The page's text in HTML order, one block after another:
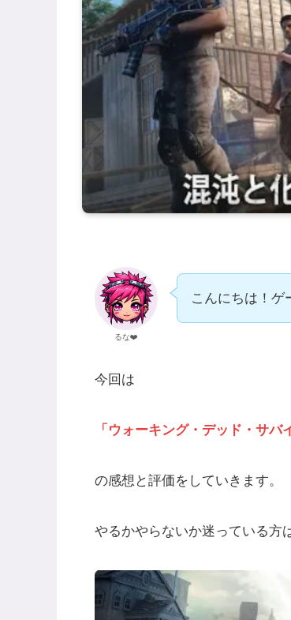
るな❤️
こんにちは！ゲ
今回は
「ウォーキング・デッド・サバ
の感想と評価をしていきます。
やるかやらないか迷っている方